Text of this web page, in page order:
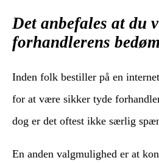
Det anbefales at du
forhandlerens
Inden folk bestiller på en
for at være sikker tyde
dog er det oftest ikke særlig
En anden valgmulighed er at